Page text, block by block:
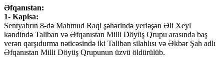
Əfqanıstan:
1- Kapisa:
Sentyabrın 8-də Mahmud Raqi şəhərində yerləşən Əli Xeyl
kəndində Taliban və Əfqanıstan Milli Döyüş Qrupu arasında baş
verən qarşıdurma nəticəsində iki Taliban silahlısı və Əkbər Şah adlı
Əfqanıstan Milli Döyüş Qrupunun üzvü öldürülüb.